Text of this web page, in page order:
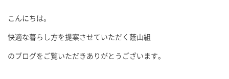
こんにちは。
快適な暮らし方を提案させていただく蔭山組
のブログをご覧いただきありがとうございます。